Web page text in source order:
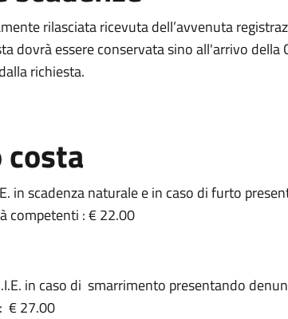
rilasciata ricevuta dell’avvenuta
dovrà essere conservata sino all'arrivo della
richiesta.
in scadenza naturale e in caso di furto
competenti : € 22.00
in caso di smarrimento presentando
€ 27.00